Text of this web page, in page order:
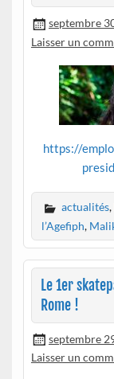
septembre
Laisser un
https://
actualités,
l’Agefiph,
Le 1er
Rome !
septembre
Laisser un